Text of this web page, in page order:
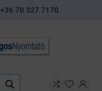
+36 70 327 7170